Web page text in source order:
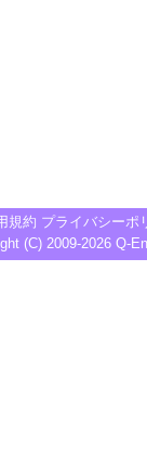
規約 プライバシーポ
(C) 2009-2026 Q-